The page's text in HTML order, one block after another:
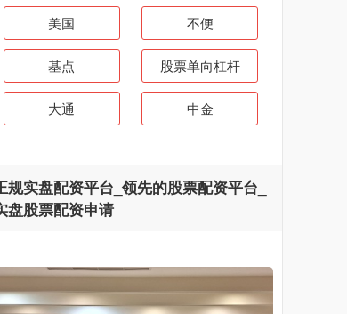
美国 不便
基点 股票单向杠杆
大通 中金
规实盘配资平台_领先的股票配资平台_
盘股票配资申请